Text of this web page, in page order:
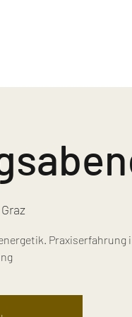
Graz
Praxiserfahrung